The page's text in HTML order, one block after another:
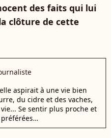
des faits qui lui
clôture de cette
aspirait à une vie bien
du cidre et des vaches,
Se sentir plus proche et